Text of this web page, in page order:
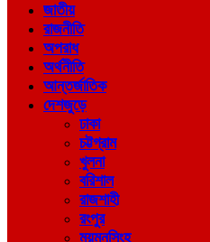
জাতীয়
রাজনীতি
অপরাধ
অর্থনীতি
আন্তর্জাতিক
দেশজুড়ে
ঢাকা
চট্টগ্রাম
খুলনা
বরিশাল
রাজশাহী
রংপুর
ময়মনসিংহ